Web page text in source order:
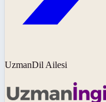
UzmanDil Ailesi